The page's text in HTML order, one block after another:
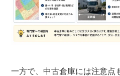
一方で、中古倉庫には注意点